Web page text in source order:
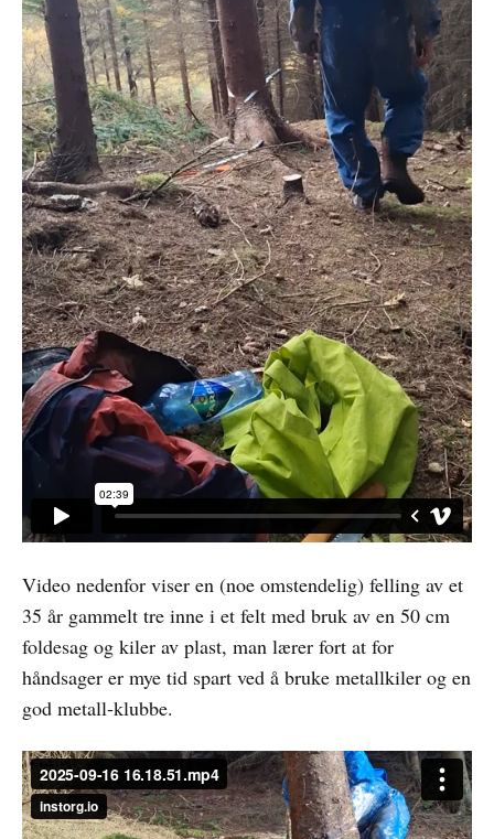
Video nedenfor viser en (noe omstendelig) felling av et
35 år gammelt tre inne i et felt med bruk av en 50 cm
foldesag og kiler av plast, man lærer fort at for
håndsager er mye tid spart ved å bruke metallkiler og en
god metall-klubbe.